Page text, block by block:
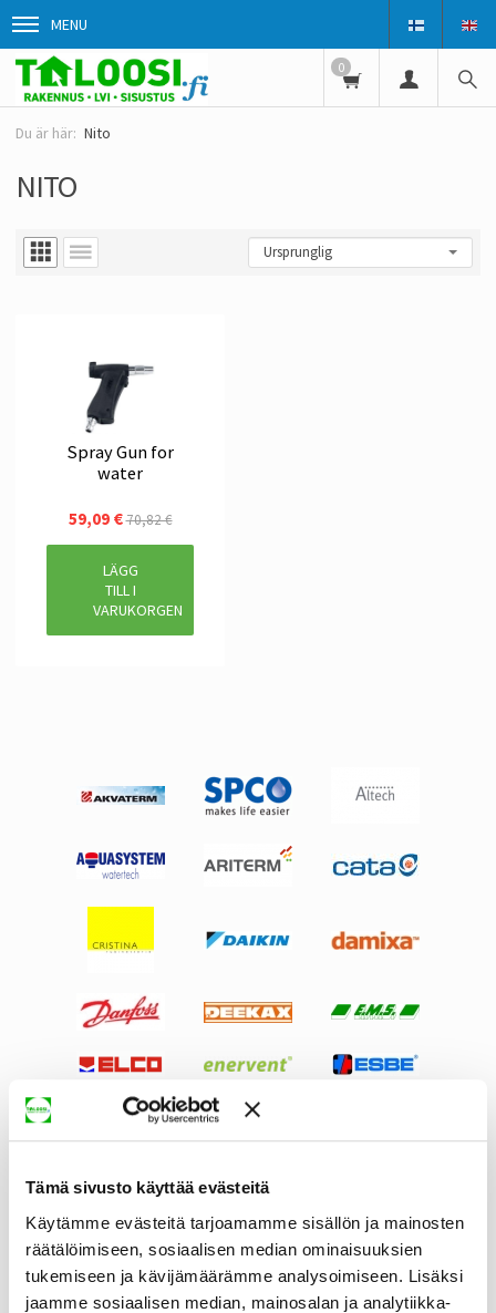
Tämä sivusto käyttää evästeitä
Käytämme evästeitä tarjoamamme sisällön ja mainosten
räätälöimiseen, sosiaalisen median ominaisuuksien
tukemiseen ja kävijämäärämme analysoimiseen. Lisäksi
jaamme sosiaalisen median, mainosalan ja analytiikka-
MENU
0
Nito
NITO
Spray Gun for
water
59,09 €70,82 €
LÄGG
TILL I
VARUKORGEN